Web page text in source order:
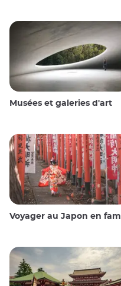
Musées et galeries d'art
Voyager au Japon en famille